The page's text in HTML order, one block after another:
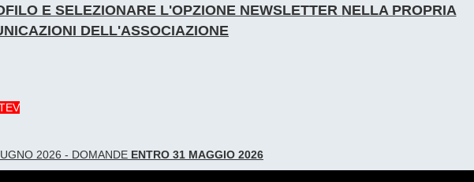
E SELEZIONARE L'OPZIONE NEWSLETTER NELLA PROPRIA
DELL'ASSOCIAZIONE
2026 - DOMANDE ENTRO 31 MAGGIO 2026